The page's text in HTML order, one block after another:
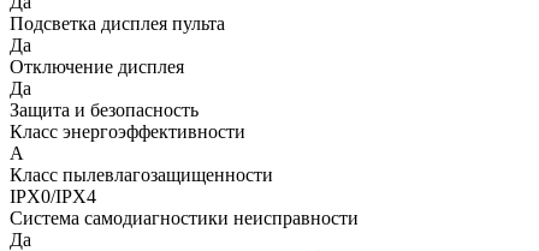
Подсветка дисплея пульта
Да
Отключение дисплея
Да
Защита и безопасность
Класс энергоэффективности
A
Класс пылевлагозащищенности
IPX0/IPX4
Система самодиагностики неисправности
Да